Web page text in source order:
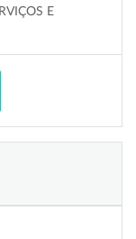
E